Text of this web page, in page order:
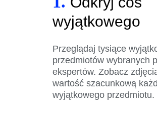
wyjątkowego
Przeglądaj tysiące
przedmiotów wybranych
ekspertów. Zobacz
wartość szacunkową
wyjątkowego przedmiotu.